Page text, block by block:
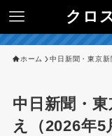
クロ
ホーム 中日新聞・東京新
中日新聞・
え（2026年5